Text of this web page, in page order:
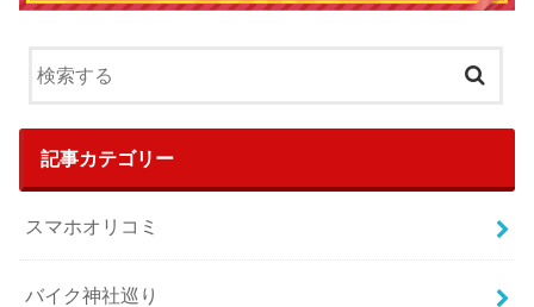
記事カテゴリー
スマホオリコミ
バイク神社巡り